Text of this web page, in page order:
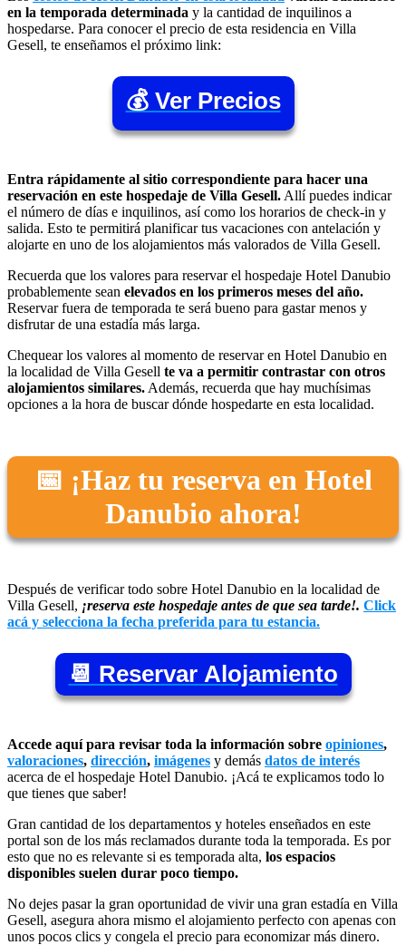
en la temporada determinada y la cantidad de inquilinos a
hospedarse. Para conocer el precio de esta residencia en Villa
Gesell, te enseñamos el próximo link:
💰 Ver Precios
Entra rápidamente al sitio correspondiente para hacer una
reservación en este hospedaje de Villa Gesell. Allí puedes indicar
el número de días e inquilinos, así como los horarios de check-in y
salida. Esto te permitirá planificar tus vacaciones con antelación y
alojarte en uno de los alojamientos más valorados de Villa Gesell.
Recuerda que los valores para reservar el hospedaje Hotel Danubio
probablemente sean elevados en los primeros meses del año.
Reservar fuera de temporada te será bueno para gastar menos y
disfrutar de una estadía más larga.
Chequear los valores al momento de reservar en Hotel Danubio en
la localidad de Villa Gesell te va a permitir contrastar con otros
alojamientos similares. Además, recuerda que hay muchísimas
opciones a la hora de buscar dónde hospedarte en esta localidad.
📅 ¡Haz tu reserva en Hotel
Danubio ahora!
Después de verificar todo sobre Hotel Danubio en la localidad de
Villa Gesell, ¡reserva este hospedaje antes de que sea tarde!. Click
acá y selecciona la fecha preferida para tu estancia.
📆 Reservar Alojamiento
Accede aquí para revisar toda la información sobre opiniones,
valoraciones, dirección, imágenes y demás datos de interés
acerca de el hospedaje Hotel Danubio. ¡Acá te explicamos todo lo
que tienes que saber!
Gran cantidad de los departamentos y hoteles enseñados en este
portal son de los más reclamados durante toda la temporada. Es por
esto que no es relevante si es temporada alta, los espacios
disponibles suelen durar poco tiempo.
No dejes pasar la gran oportunidad de vivir una gran estadía en Villa
Gesell, asegura ahora mismo el alojamiento perfecto con apenas con
unos pocos clics y congela el precio para economizar más dinero.